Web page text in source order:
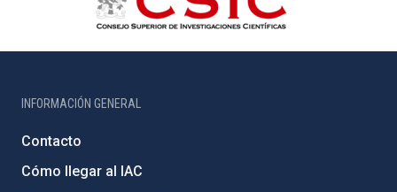
INFORMACIÓN GENERAL
Contacto
Cómo llegar al IAC